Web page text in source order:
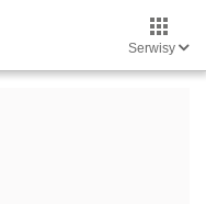
Serwisy